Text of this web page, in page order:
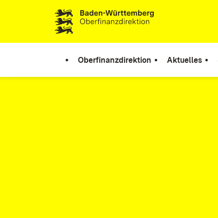
Zum Inhalt springen
Oberfinanzdirektion Aktuelles